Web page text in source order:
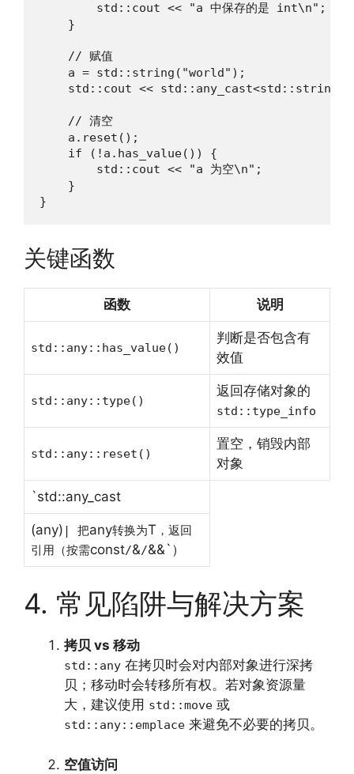
        std::cout << "a 中保存的是 int\n";
    }
    // 赋值
    a = std::string("world");
std::cout <<
    // 清空
    a.reset();
    if (!a.has_value()) {
        std::cout << "a 为空\n";
    }
}
关键函数
函数 说明
std::any::has_value()
判断是否包含有
效值
std::any::type()
返回存储对象的
std::type_info
std::any::reset()
置空，销毁内部
对象
`std::any_cast
(any) | 把any转换为T ，返回
引用（按需const/&/&&`）
4. 常见陷阱与解决方案
拷贝 vs 移动
std::any 在拷贝时会对内部对象进行深拷
贝；移动时会转移所有权。若对象资源量
大，建议使用 std::move 或
std::any::emplace 来避免不必要的拷贝。
空值访问